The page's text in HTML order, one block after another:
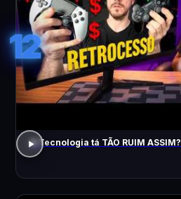
12
A Tecnologia tá TÃO RUIM ASSIM?